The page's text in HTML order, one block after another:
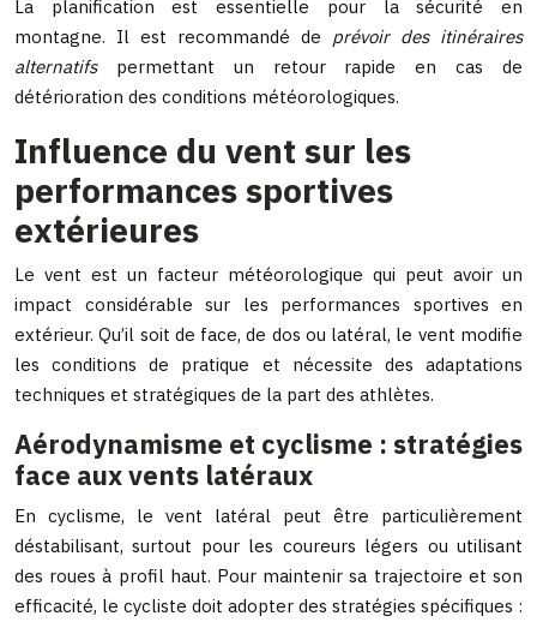
La planification est essentielle pour la sécurité en
montagne. Il est recommandé de prévoir des itinéraires
alternatifs permettant un retour rapide en cas de
détérioration des conditions météorologiques.
Influence du vent sur les
performances sportives
extérieures
Le vent est un facteur météorologique qui peut avoir un
impact considérable sur les performances sportives en
extérieur. Qu’il soit de face, de dos ou latéral, le vent modifie
les conditions de pratique et nécessite des adaptations
techniques et stratégiques de la part des athlètes.
Aérodynamisme et cyclisme : stratégies
face aux vents latéraux
En cyclisme, le vent latéral peut être particulièrement
déstabilisant, surtout pour les coureurs légers ou utilisant
des roues à profil haut. Pour maintenir sa trajectoire et son
efficacité, le cycliste doit adopter des stratégies spécifiques :